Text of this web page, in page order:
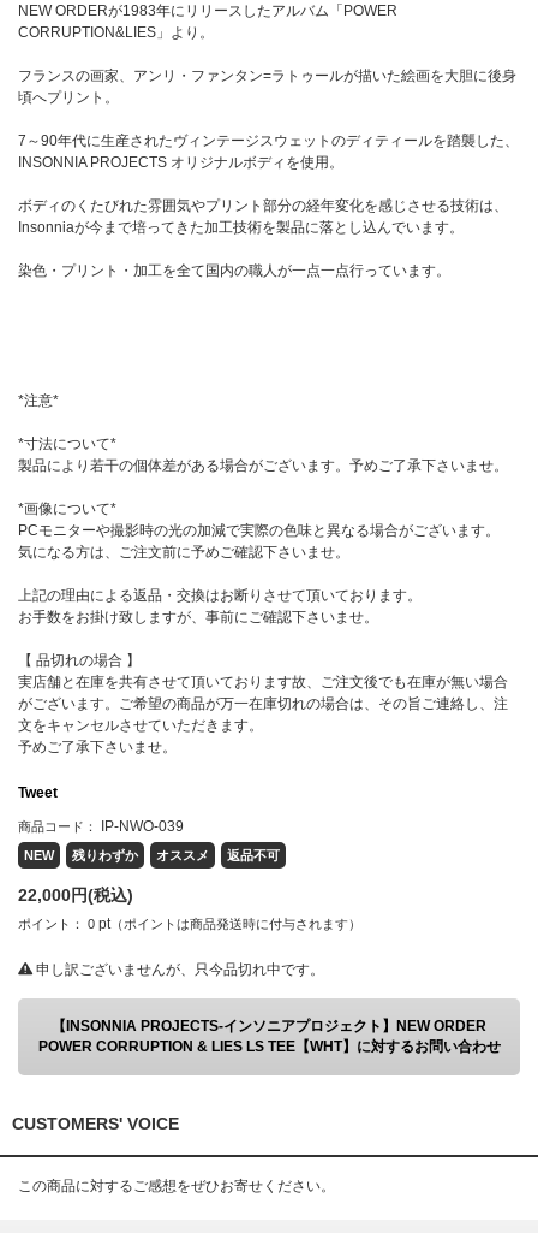
NEW ORDERが1983年にリリースしたアルバム「POWER
CORRUPTION&LIES」より。
フランスの画家、アンリ・ファンタン=ラトゥールが描いた絵画を大胆に後身
頃へプリント。
7～90年代に生産されたヴィンテージスウェットのディティールを踏襲した、
INSONNIA PROJECTS オリジナルボディを使用。
ボディのくたびれた雰囲気やプリント部分の経年変化を感じさせる技術は、
Insonniaが今まで培ってきた加工技術を製品に落とし込んでいます。
染色・プリント・加工を全て国内の職人が一点一点行っています。
*注意*
*寸法について*
製品により若干の個体差がある場合がございます。予めご了承下さいませ。
*画像について*
PCモニターや撮影時の光の加減で実際の色味と異なる場合がございます。
気になる方は、ご注文前に予めご確認下さいませ。
上記の理由による返品・交換はお断りさせて頂いております。
お手数をお掛け致しますが、事前にご確認下さいませ。
【 品切れの場合 】
実店舗と在庫を共有させて頂いております故、ご注文後でも在庫が無い場合
がございます。ご希望の商品が万一在庫切れの場合は、その旨ご連絡し、注
文をキャンセルさせていただきます。
予めご了承下さいませ。
Tweet
商品コード： IP-NWO-039
NEW 残りわずか オススメ 返品不可
22,000円(税込)
ポイント： 0 pt （ポイントは商品発送時に付与されます）
申し訳ございませんが、只今品切れ中です。
【INSONNIA PROJECTS-インソニアプロジェクト】NEW ORDER
POWER CORRUPTION & LIES LS TEE【WHT】に対するお問い合わせ
CUSTOMERS' VOICE
この商品に対するご感想をぜひお寄せください。